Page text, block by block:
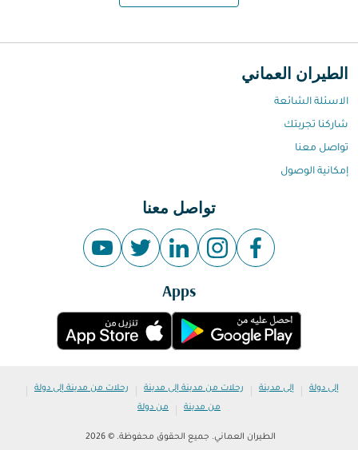
الطيران العماني
الاسئلة الشائعة
شاركنا تجربتك
تواصل معنا
إمكانية الوصول
تواصل معنا
Apps
إلى دولة | إلى مدينة | رحلات من مدينة إلى مدينة | رحلات من مدينة إلى دولة |
من مدينة | من دولة
الطيران العماني. جميع الحقوق محفوظة. © 2026